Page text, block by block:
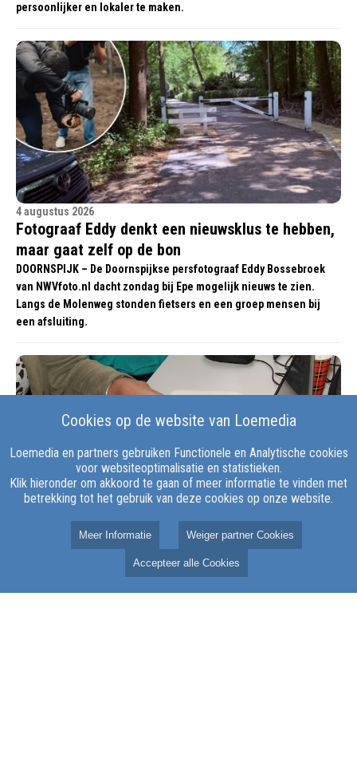
persoonlijker en lokaler te maken.
4 augustus 2026
Fotograaf Eddy denkt een nieuwsklus te hebben,
maar gaat zelf op de bon
DOORNSPIJK – De Doornspijkse persfotograaf Eddy Bossebroek
van NWVfoto.nl dacht zondag bij Epe mogelijk nieuws te zien.
Langs de Molenweg stonden fietsers en een groep mensen bij
een afsluiting.
Gemeente Elburg opent subsidieaanvraag voor
Cookies op de website van Loemedia
Loemedia en partners gebruiken Functionele en Analytische cookies
voor websiteoptimalisatie en statistieken.
Klik hieronder om akkoord te gaan of meer informatie te vinden met
betrekking tot het gebruik van deze cookies op onze website.
Meer Informatie Weiger partner Cookies
Accepteer alle Cookies